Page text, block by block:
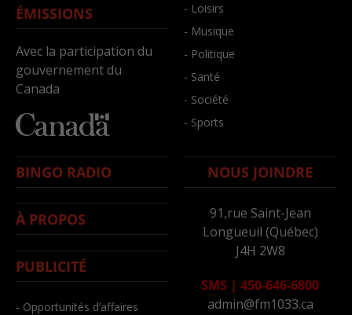
ÉMISSIONS
Avec la participation du
gouvernement du
Canada
- Loisirs
- Musique
- Politique
- Santé
- Société
- Sports
BINGO RADIO
À PROPOS
PUBLICITÉ
- Opportunités d’affaires
NOUS JOINDRE
91,rue Saint-Jean
Longueuil (Québec)
J4H 2W8
SMS | 450-646-6800
admin@fm1033.ca